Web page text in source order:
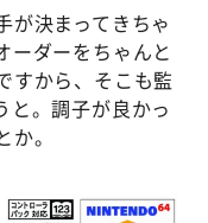
が決まってきちゃ
ーダーをちゃんと
すから、そこも監
と。調子が良かっ
。